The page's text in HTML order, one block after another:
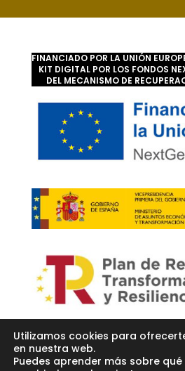
FINANCIADO POR LA UNIÓN
KIT DIGITAL POR LOS FONDOS
DEL MECANISMO DE
Utilizamos cookies para
en nuestra web.
Puedes aprender más sobre